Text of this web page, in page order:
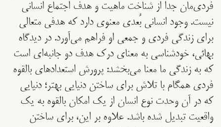
فردی‌مان جدا از شناخت ماهیت و هدف اجتماع انسانی
نیست. وجود انسانی بُعدی معنوی دارد که هدفی متعالی
برای زندگی فردی و جمعی او فراهم می‌آورد. در دیدگاه
بهائی، خودشناسی به معنای درک هدف دو جانبه‌ای است
که به زندگی ما معنا می‌بخشد: پرورش استعدادهای بالقوه
فردی همگام با تلاش برای ساختن دنیایی بهتر؛ دنیایی
که در آن وحدت نوع انسان از یک امکان بالقوه به یک
واقعیت تبدیل شده‌ باشد. علاوه بر این، برای ساختن